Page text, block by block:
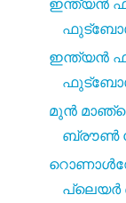
ഇന്ത്യൻ
ഫുട്ബോൾ
മുൻ
ബ്രൗൺ
പ്ലെയർ